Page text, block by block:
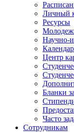
Личный
Ресурсы
Научно-
Центр
Бланки
Часто
Сотрудникам